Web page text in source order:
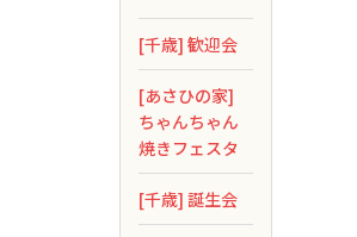
[千歳] 歓迎会
[あさひの家]
ちゃんちゃん
焼きフェスタ
[千歳] 誕生会